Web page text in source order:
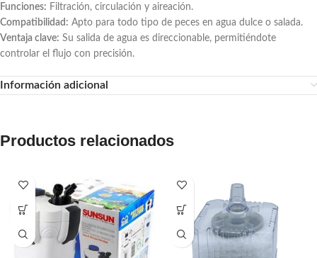
Funciones: Filtración, circulación y aireación.
Compatibilidad: Apto para todo tipo de peces en agua dulce o salada.
Ventaja clave: Su salida de agua es direccionable, permitiéndote
controlar el flujo con precisión.
Información adicional
Productos relacionados